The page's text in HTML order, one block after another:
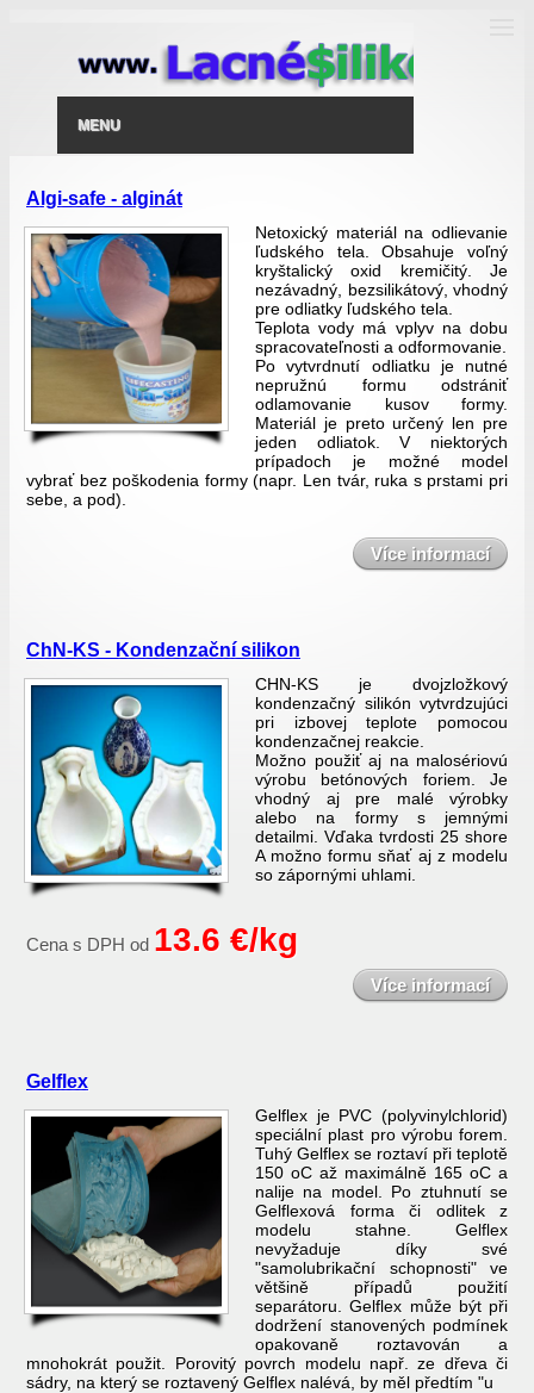
MENU
Algi-safe - alginát
Netoxický materiál na odlievanie
ľudského tela. Obsahuje voľný
kryštalický oxid kremičitý. Je
nezávadný, bezsilikátový, vhodný
pre odliatky ľudského tela.
Teplota vody má vplyv na dobu
spracovateľnosti a odformovanie.
Po vytvrdnutí odliatku je nutné
nepružnú formu odstrániť
odlamovanie kusov formy.
Materiál je preto určený len pre
jeden odliatok. V niektorých
prípadoch je možné model
vybrať bez poškodenia formy (napr. Len tvár, ruka s prstami pri
sebe, a pod).
Více informací
ChN-KS - Kondenzační silikon
CHN-KS je dvojzložkový
kondenzačný silikón vytvrdzujúci
pri izbovej teplote pomocou
kondenzačnej reakcie.
Možno použiť aj na malosériovú
výrobu betónových foriem. Je
vhodný aj pre malé výrobky
alebo na formy s jemnými
detailmi. Vďaka tvrdosti 25 shore
A možno formu sňať aj z modelu
so zápornými uhlami.
Cena s DPH od 13.6 €/kg
Více informací
Gelflex
Gelflex je PVC (polyvinylchlorid)
speciální plast pro výrobu forem.
Tuhý Gelflex se roztaví při teplotě
150 oC až maximálně 165 oC a
nalije na model. Po ztuhnutí se
Gelflexová forma či odlitek z
modelu stahne. Gelflex
nevyžaduje díky své
"samolubrikační schopnosti" ve
většině případů použití
separátoru. Gelflex může být při
dodržení stanovených podmínek
opakovaně roztavován a
mnohokrát použit. Porovitý povrch modelu např. ze dřeva či
sádry, na který se roztavený Gelflex nalévá, by měl předtím "u